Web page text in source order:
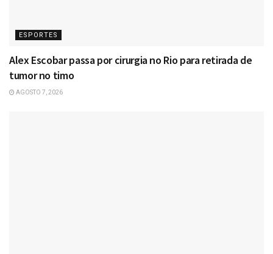
ESPORTES
Alex Escobar passa por cirurgia no Rio para retirada de
tumor no timo
AGOSTO 7, 2026